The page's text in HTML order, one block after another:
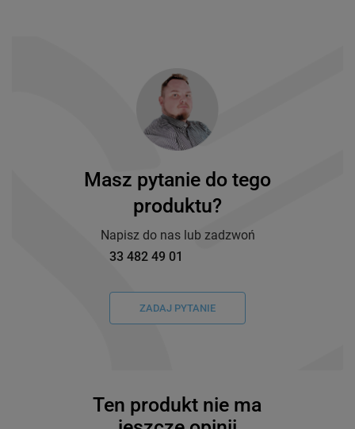
Masz pytanie do tego
produktu?
Napisz do nas lub zadzwoń
33 482 49 01
ZADAJ PYTANIE
Ten produkt nie ma